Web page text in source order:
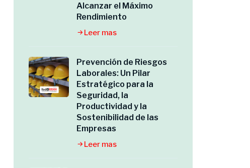
Alcanzar el Máximo
Rendimiento
Leer mas
Prevención de Riesgos
Laborales: Un Pilar
Estratégico para la
Seguridad, la
Productividad y la
Sostenibilidad de las
Empresas
Leer mas